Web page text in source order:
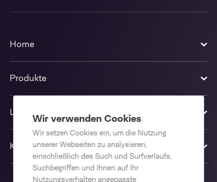
Wir verwenden Cookies
Wir setzen Cookies ein, um die Nutzung
unserer Webseiten zu analysieren,
einschließlich des Such und Surfverlaufs,
Suchbegriffen und Ihnen auf Ihr
Nutzungsverhalten angepasste
Home
Produkte
Lösungen
Kontakt